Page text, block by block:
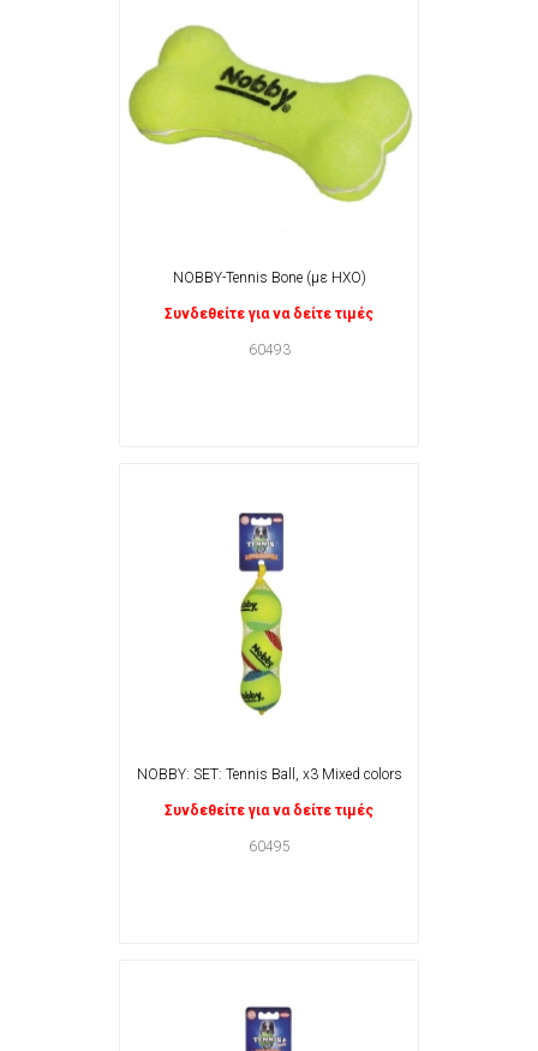
NOBBY-Tennis Bone (με ΗΧΟ)
Συνδεθείτε για να δείτε τιμές
60493
NOBBY: SET: Tennis Ball, x3 Mixed colors
Συνδεθείτε για να δείτε τιμές
60495